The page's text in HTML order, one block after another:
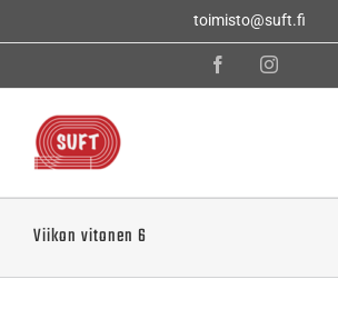
toimisto@suft.fi
FacebookInstagram
Viikon vitonen 6